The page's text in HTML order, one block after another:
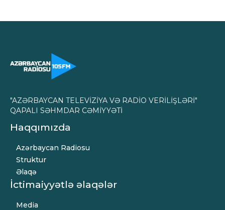
"AZƏRBAYCAN TELEVİZİYA VƏ RADİO VERİLİŞLƏRİ"
QAPALI SƏHMDAR CƏMİYYƏTİ
Haqqımızda
Azərbaycan Radiosu
Struktur
Əlaqə
İctimaiyyətlə əlaqələr
Media